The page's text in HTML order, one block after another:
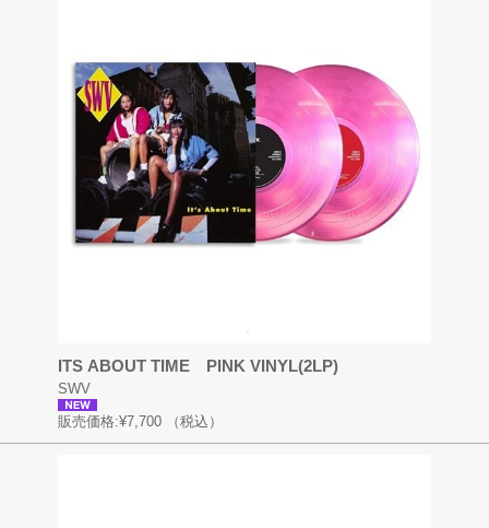
ITS ABOUT TIME PINK VINYL(2LP)
SWV
販売価格:¥7,700 （税込）